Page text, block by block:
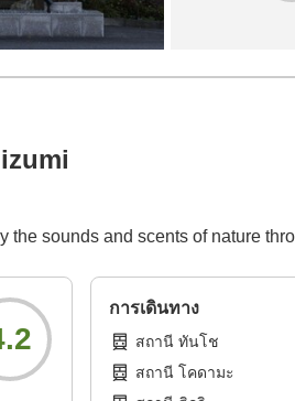
the sounds and scents of nature
การเดินทาง
สถานี ทันโช
สถานี โคดามะ